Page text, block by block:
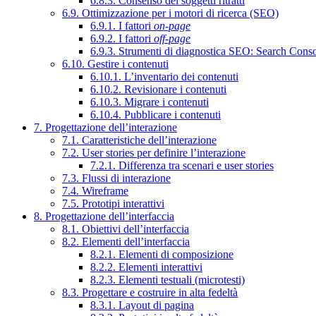
6.9. Ottimizzazione per i motori di ricerca (SEO)
6.9.1. I fattori on-page
6.9.2. I fattori off-page
6.9.3. Strumenti di diagnostica SEO: Search
6.10. Gestire i contenuti
6.10.1. L’inventario dei contenuti
6.10.2. Revisionare i contenuti
6.10.3. Migrare i contenuti
6.10.4. Pubblicare i contenuti
7. Progettazione dell’interazione
7.1. Caratteristiche dell’interazione
7.2. User stories per definire l’interazione
7.2.1. Differenza tra scenari e user stories
7.3. Flussi di interazione
7.4. Wireframe
7.5. Prototipi interattivi
8. Progettazione dell’interfaccia
8.1. Obiettivi dell’interfaccia
8.2. Elementi dell’interfaccia
8.2.1. Elementi di composizione
8.2.2. Elementi interattivi
8.2.3. Elementi testuali (microtesti)
8.3. Progettare e costruire in alta fedeltà
8.3.1. Layout di pagina